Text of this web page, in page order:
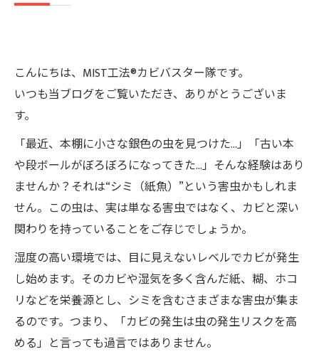
こんにちは、MIST工法®カビバスター隊です。
いつも当ブログをご覧いただき、ありがとうございま
す。
「最近、本棚に小さな銀色の虫を見つけた…」「古い本
や段ボールがぼろぼろになってきた…」そんな経験はあり
ませんか？それは“シミ（紙魚）”という害虫かもしれま
せん。この虫は、実は単なる害虫ではなく、カビと深い
関わりを持っていることをご存じでしょうか。
湿度の高い環境では、目に見えないレベルでカビが発生
し始めます。そのカビや湿気を多く含んだ紙、糊、ホコ
リなどを栄養源とし、シミを含むさまざまな害虫が集ま
るのです。つまり、「カビの発生は虫の発生リスクを高
める」と言っても過言ではありません。